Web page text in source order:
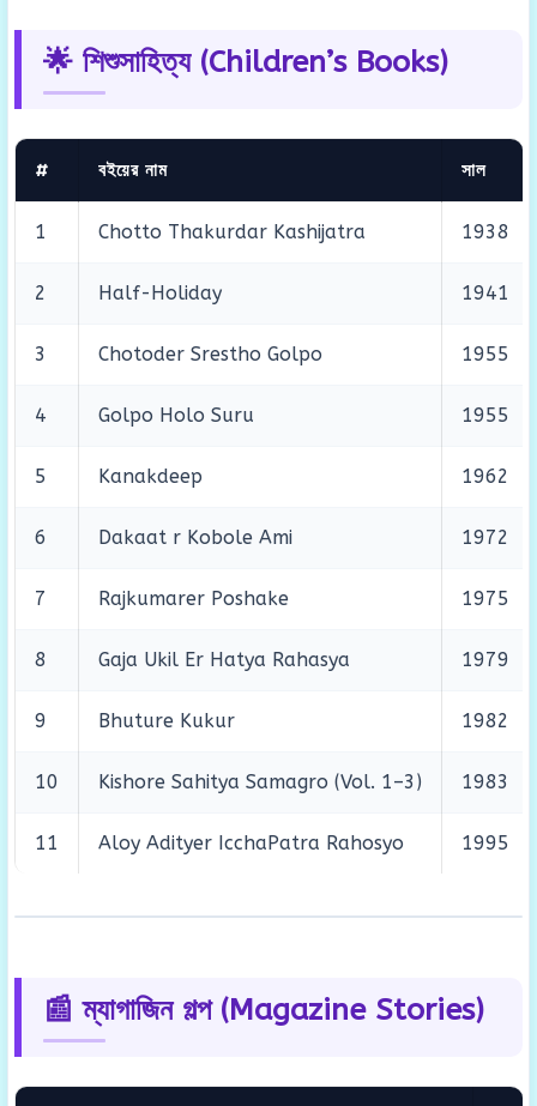
🌟 শিশুসাহিত্য (Children’s Books)
# বইয়ের নাম সাল
1 Chotto Thakurdar Kashijatra 1938
2 Half-Holiday 1941
3 Chotoder Srestho Golpo 1955
4 Golpo Holo Suru 1955
5 Kanakdeep 1962
6 Dakaat r Kobole Ami 1972
7 Rajkumarer Poshake 1975
8 Gaja Ukil Er Hatya Rahasya 1979
9 Bhuture Kukur 1982
10 Kishore Sahitya Samagro (Vol. 1–3) 1983
11 Aloy Adityer IcchaPatra Rahosyo 1995
📰 ম্যাগাজিন গল্প (Magazine Stories)